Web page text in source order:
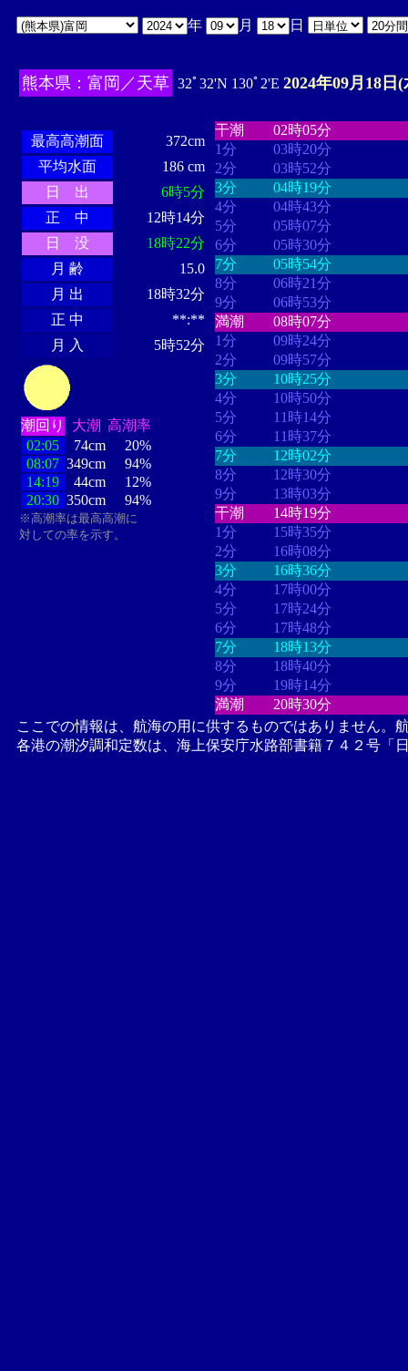
年 月 日
熊本県：富岡／天草 32ﾟ32'N 130ﾟ2'E 2024年09月18日(
最高高潮面
372cm
平均水面
186 cm
日 出
6時5分
正 中
12時14分
日 没
18時22分
月 齢
15.0
月 出
18時32分
正 中
**:**
月 入
5時52分
潮回り 大潮 高潮率
02:05
74cm
20%
08:07 349cm
94%
14:19
44cm
12%
20:30 350cm 94%
※高潮率は最高高潮に
対しての率を示す。
干潮
02時05分
1分
03時20分
2分
03時52分
3分
04時19分
4分
04時43分
5分
05時07分
6分
05時30分
7分
05時54分
8分
06時21分
9分
06時53分
満潮
08時07分
1分
09時24分
2分
09時57分
3分
10時25分
4分
10時50分
5分
11時14分
6分
11時37分
7分
12時02分
8分
12時30分
9分
13時03分
干潮
14時19分
1分
15時35分
2分
16時08分
3分
16時36分
4分
17時00分
5分
17時24分
6分
17時48分
7分
18時13分
8分
18時40分
9分
19時14分
満潮
20時30分
ここでの情報は、航海の用に供するものではありません。
各港の潮汐調和定数は、海上保安庁水路部書籍７４２号「